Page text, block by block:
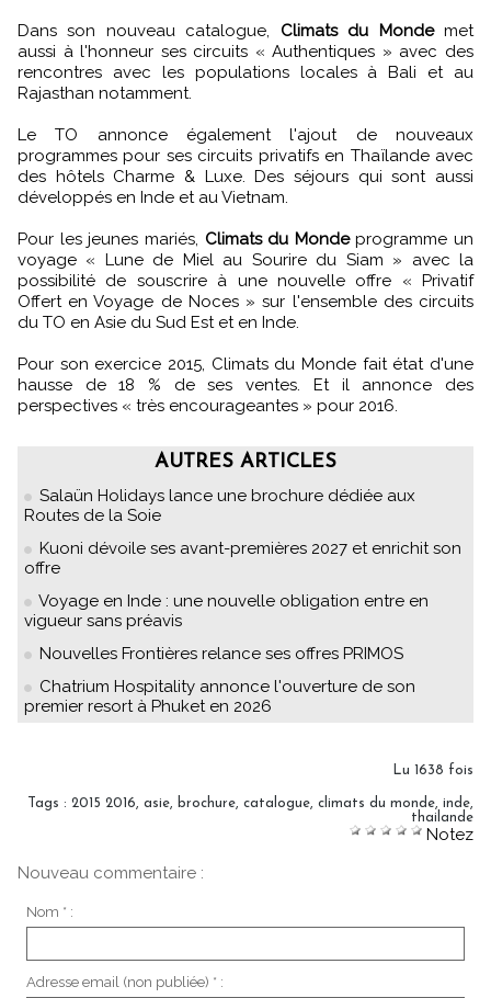
Dans son nouveau catalogue, Climats du Mondemet
aussi à l'honneur ses circuits « Authentiques » avec des
rencontres avec les populations locales à Bali et au
Rajasthan notamment.
Le TO annonce également l'ajout de nouveaux
programmes pour ses circuits privatifs en Thaïlande avec
des hôtels Charme & Luxe. Des séjours qui sont aussi
développés en Inde et au Vietnam.
Pour les jeunes mariés, Climats du Mondeprogramme un
voyage « Lune de Miel au Sourire du Siam » avec la
possibilité de souscrire à une nouvelle offre « Privatif
Offert en Voyage de Noces » sur l'ensemble des circuits
du TO en Asie du Sud Est et en Inde.
Pour son exercice 2015, Climats du Monde fait état d'une
hausse de 18 % de ses ventes. Et il annonce des
perspectives « très encourageantes » pour 2016.
AUTRES ARTICLES
Salaün Holidays lance une brochure dédiée aux
Routes de la Soie
Kuoni dévoile ses avant-premières 2027 et enrichit son
offre
Voyage en Inde : une nouvelle obligation entre en
vigueur sans préavis
Nouvelles Frontières relance ses offres PRIMOS
Chatrium Hospitality annonce l'ouverture de son
premier resort à Phuket en 2026
Lu 1638 fois
Tags : 2015 2016, asie, brochure, catalogue, climats du monde, inde,
thailande
Notez
Nouveau commentaire :
Nom * :
Adresse email (non publiée) * :